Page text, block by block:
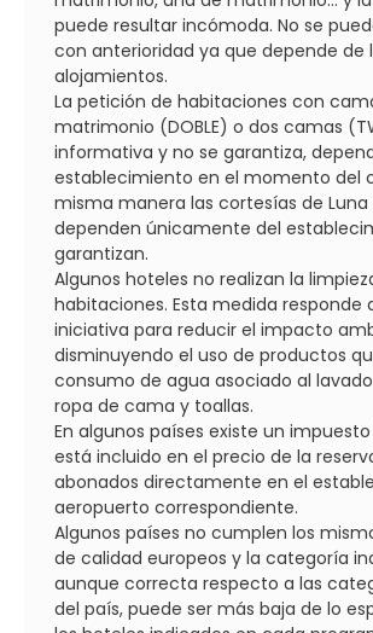
puede resultar incómoda. No se
con anterioridad ya que depende de
alojamientos.
La petición de habitaciones con
matrimonio (DOBLE) o dos camas
informativa y no se garantiza,
establecimiento en el momento del
misma manera las cortesías de Luna
dependen únicamente del
garantizan.
Algunos hoteles no realizan la
habitaciones. Esta medida responde
iniciativa para reducir el impacto
disminuyendo el uso de productos
consumo de agua asociado al
ropa de cama y toallas.
En algunos países existe un
está incluido en el precio de la
abonados directamente en el
aeropuerto correspondiente.
Algunos países no cumplen los
de calidad europeos y la categoría
aunque correcta respecto a las
del país, puede ser más baja de lo